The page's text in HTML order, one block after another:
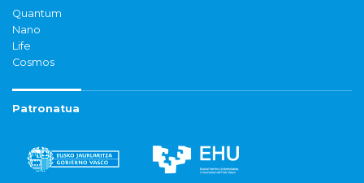
Quantum
Nano
Life
Cosmos
Patronatua